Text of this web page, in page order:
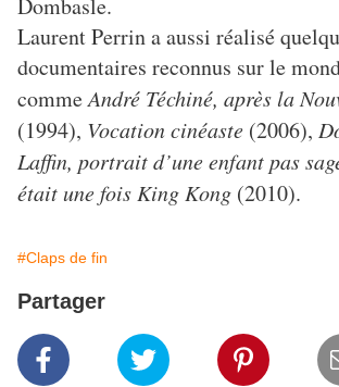
Dombasle.
Laurent Perrin a aussi réalisé
documentaires reconnus sur le
commeAndré Téchiné, après la
(1994), Vocation cinéaste (2006),
Laffin, portrait d’une enfant pas
était une fois King Kong (2010).
#Claps de fin
Partager